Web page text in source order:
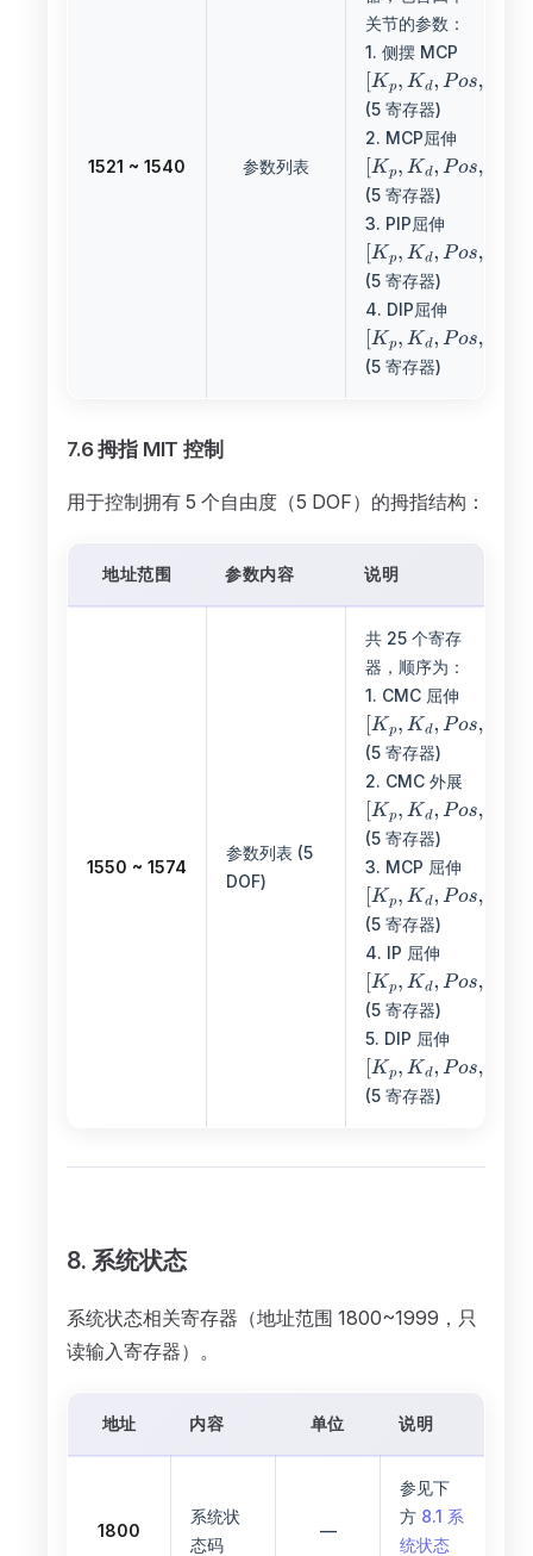
1521 ~ 1540 参数列表
关节的参数：
1. 侧摆 MCP
(5 寄存器)
2. MCP屈伸
(5 寄存器)
3. PIP屈伸
(5 寄存器)
4. DIP屈伸
(5 寄存器)
7.6 拇指 MIT 控制
用于控制拥有 5 个自由度（5 DOF）的拇指结构：
地址范围 参数内容 说明
1550 ~ 1574
参数列表 (5
DOF)
共 25 个寄存
器，顺序为：
1. CMC 屈伸
(5 寄存器)
2. CMC 外展
(5 寄存器)
3. MCP 屈伸
(5 寄存器)
4. IP 屈伸
(5 寄存器)
5. DIP 屈伸
(5 寄存器)
8. 系统状态
系统状态相关寄存器（地址范围 1800~1999，只
读输入寄存器）。
地址 内容 单位 说明
1800
系统状
态码
—
参见下
方 8.1 系
统状态